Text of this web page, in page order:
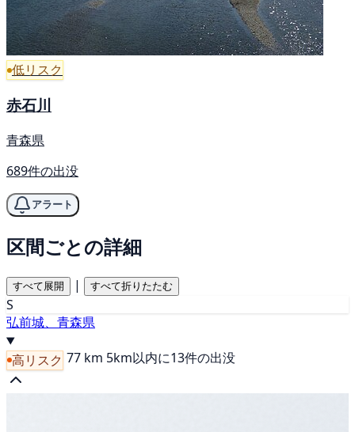
低リスク
赤石川
青森県
689件の出没
アラート
区間ごとの詳細
すべて展開 | すべて折りたたむ
S
弘前城、青森県
高リスク 77 km 5km以内に13件の出没